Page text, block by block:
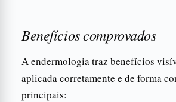
Benefícios comprovados
A endermologia traz benefícios
aplicada corretamente e de forma
principais: